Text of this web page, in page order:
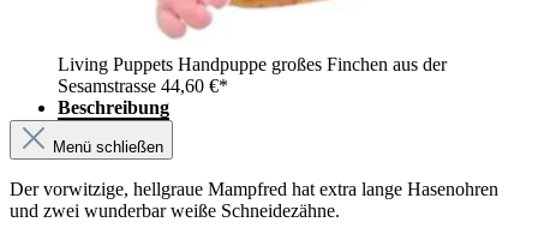
Living Puppets Handpuppe großes Finchen aus der
Sesamstrasse 44,60 €*
Beschreibung
Menü schließen
Der vorwitzige, hellgraue Mampfred hat extra lange Hasenohren
und zwei wunderbar weiße Schneidezähne.